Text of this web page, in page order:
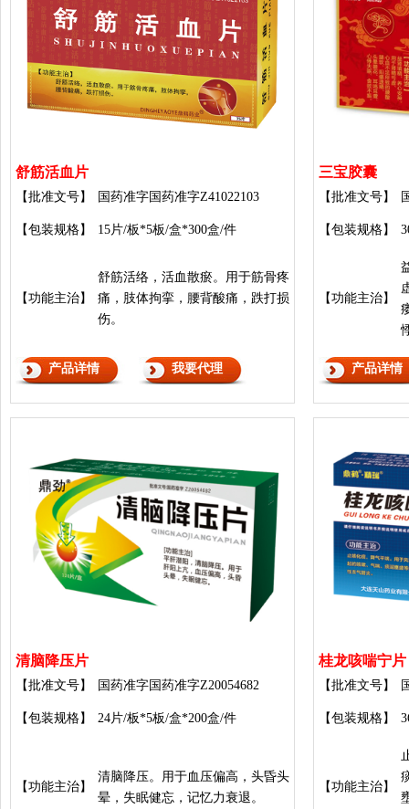
舒筋活血片
【批准文号】 国药准字国药准字Z41022103
【包装规格】 15片/板*5板/盒*300盒/件
【功能主治】
舒筋活络，活血散瘀。用于筋骨疼
痛，肢体拘挛，腰背酸痛，跌打损
伤。
产品详情 我要代理
三宝胶囊
【批准文号】
【包装规格】
【功能主治】
产品详情
清脑降压片
【批准文号】 国药准字国药准字Z20054682
【包装规格】 24片/板*5板/盒*200盒/件
【功能主治】
清脑降压。用于血压偏高，头昏头
晕，失眠健忘，记忆力衰退。
桂龙咳喘宁片
【批准文号】
【包装规格】
【功能主治】